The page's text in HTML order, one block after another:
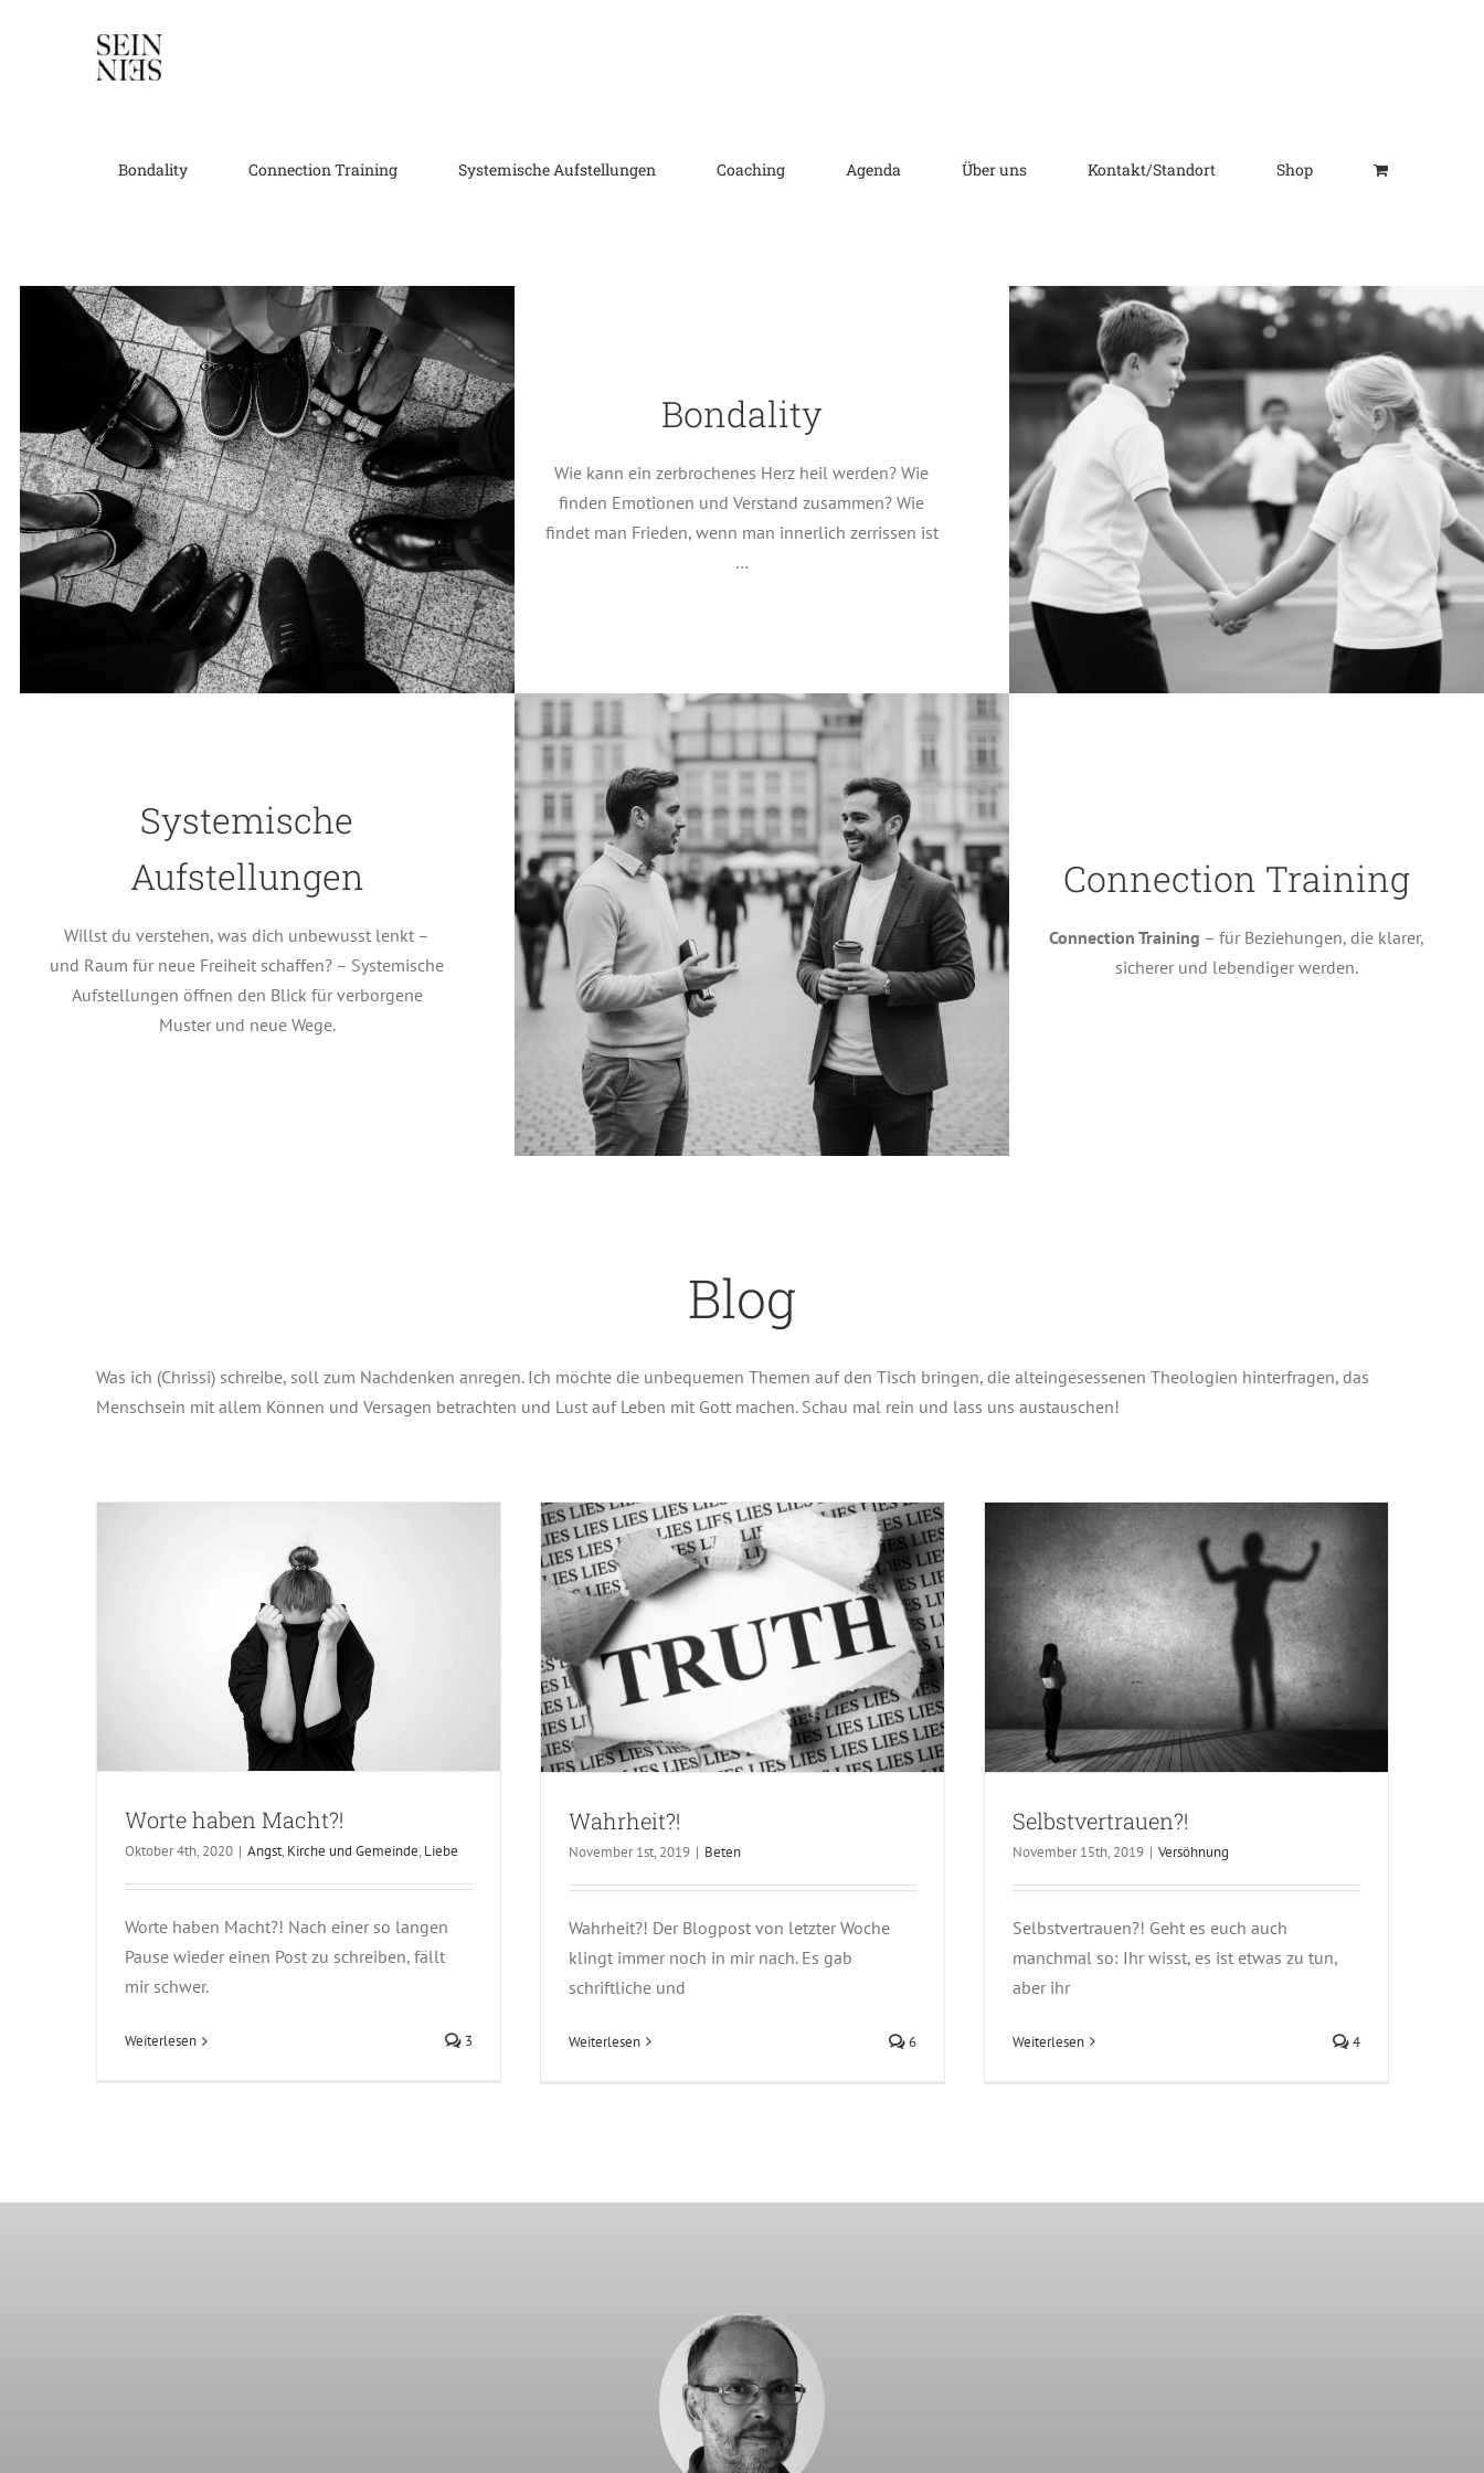
Bondality Connection Training Systemische Aufstellungen Coaching Agenda Über uns Kontakt/Standort Shop
Bondality
Wie kann ein zerbrochenes Herz heil werden? Wie
finden Emotionen und Verstand zusammen? Wie
findet man Frieden, wenn man innerlich zerrissen ist
…
Systemische
Aufstellungen
Willst du verstehen, was dich unbewusst lenkt –
und Raum für neue Freiheit schaffen? – Systemische
Aufstellungen öffnen den Blick für verborgene
Muster und neue Wege.
Connection Training
Connection Training – für Beziehungen, die klarer,
sicherer und lebendiger werden.
Blog
Was ich (Chrissi) schreibe, soll zum Nachdenken anregen. Ich möchte die unbequemen Themen auf den Tisch bringen, die alteingesessenen Theologien hinterfragen, das
Menschsein mit allem Können und Versagen betrachten und Lust auf Leben mit Gott machen. Schau mal rein und lass uns austauschen!
Worte haben Macht?!
Angst Kirche und Gemeinde Liebe
Worte haben Macht?!
Oktober 4th, 2020 | Angst, Kirche und Gemeinde, Liebe
Worte haben Macht?! Nach einer so langen
Pause wieder einen Post zu schreiben, fällt
mir schwer.
Weiterlesen 3
Wahrheit?!
Beten
Wahrheit?!
November 1st, 2019 | Beten
Wahrheit?! Der Blogpost von letzter Woche
klingt immer noch in mir nach. Es gab
schriftliche und
Weiterlesen 6
Selbstvertrauen?!
Selbstvertrauen?!
November 15th, 2019 | Versöhnung
Selbstvertrauen?! Geht es euch auch
manchmal so: Ihr wisst, es ist etwas zu tun,
aber ihr
Weiterlesen 4